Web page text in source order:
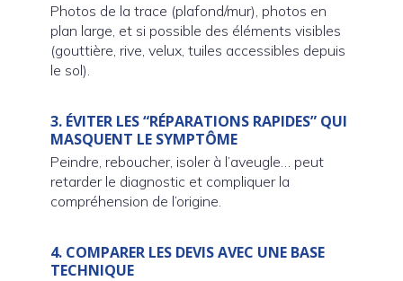
Photos de la trace (plafond/mur), photos en
plan large, et si possible des éléments visibles
(gouttière, rive, velux, tuiles accessibles depuis
le sol).
3. ÉVITER LES “RÉPARATIONS RAPIDES” QUI
MASQUENT LE SYMPTÔME
Peindre, reboucher, isoler à l’aveugle… peut
retarder le diagnostic et compliquer la
compréhension de l’origine.
4. COMPARER LES DEVIS AVEC UNE BASE
TECHNIQUE